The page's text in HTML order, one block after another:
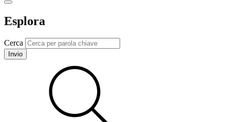
Esplora
Cerca
Invio